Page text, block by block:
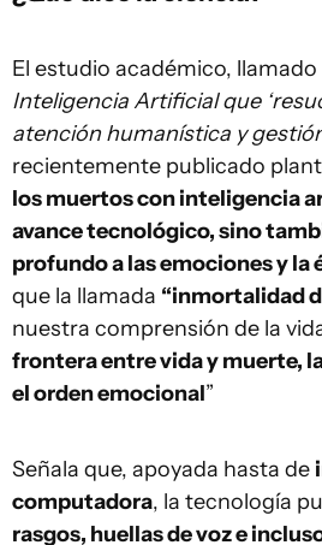
El estudio académico, llamado
Inteligencia Artificial que
atención humanística y
recientemente publicado
los muertos con inteligencia
avance tecnológico, sino
profundo a las emociones y la
que la llamada “inmortalidad
nuestra comprensión de la
frontera entre vida y muerte,
el orden emocional”
Señala que, apoyada hasta de
computadora, la tecnología
rasgos, huellas de voz e